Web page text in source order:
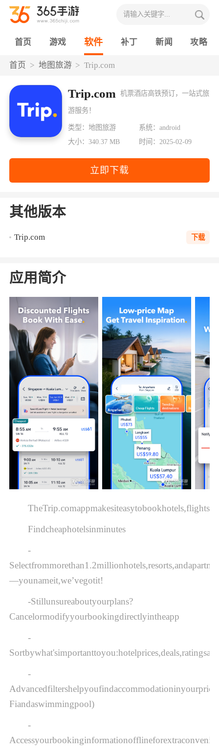
首页 游戏 软件 补丁 新闻 攻略
首页 地图旅游 Trip.com
Trip.com 机票酒店高铁预订，一站式旅
游服务！
类型：地图旅游
系统：android
大小：340.37 MB
时间：2025-02-09
立即下载
其他版本
Trip.com 下载
应用简介
Findcheaphotelsinminutes
-
—younameit,we’vegotit!
-Stillunsureaboutyourplans?
Cancelormodifyyourbookingdirectlyintheapp
-
-
Fiandaswimmingpool)
-